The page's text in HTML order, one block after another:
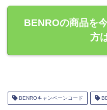
BENROの商品を
方
BENROキャンペーンコード